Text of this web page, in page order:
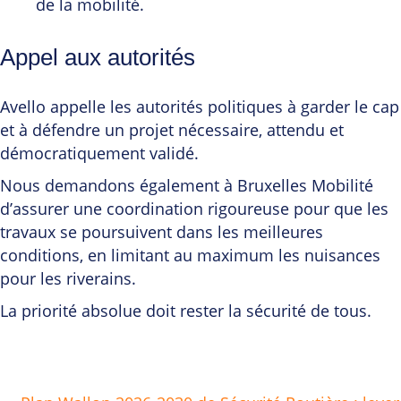
Appel aux autorités
Avello appelle les autorités politiques à garder le cap
et à défendre un projet nécessaire, attendu et
démocratiquement validé.
Nous demandons également à Bruxelles Mobilité
d’assurer une coordination rigoureuse pour que les
travaux se poursuivent dans les meilleures
conditions, en limitant au maximum les nuisances
pour les riverains.
La priorité absolue doit rester la sécurité de tous.